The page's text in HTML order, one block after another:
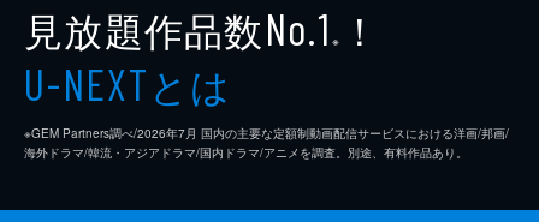
見放題作品数No.1 ※ ！
U-NEXTとは
※GEM Partners調べ/2026年7⽉ 国内の主要な定額制動画配信サービスにおける洋画/邦画/
海外ドラマ/韓流・アジアドラマ/国内ドラマ/アニメを調査。別途、有料作品あり。